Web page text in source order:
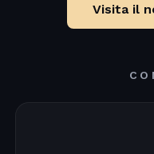
Visita il